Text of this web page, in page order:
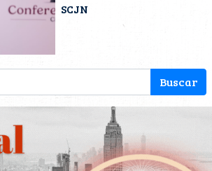
SCJN